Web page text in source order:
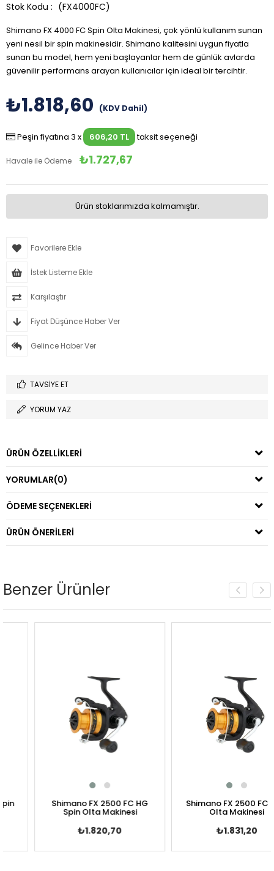
(FX4000FC)
Shimano FX 4000 FC Spin Olta Makinesi, çok yönlü kullanım sunan
yeni nesil bir spin makinesidir. Shimano kalitesini uygun fiyatla
sunan bu model, hem yeni başlayanlar hem de günlük avlarda
güvenilir performans arayan kullanıcılar için ideal bir tercihtir.
₺1.818,60 (KDV Dahil)
Peşin fiyatına 3 x 606,20 TL taksit seçeneği
Havale ile Ödeme ₺1.727,67
Ürün stoklarımızda kalmamıştır.
Favorilere Ekle
İstek Listeme Ekle
Karşılaştır
Fiyat Düşünce Haber Ver
Gelince Haber Ver
TAVSIYE ET
YORUM YAZ
ÜRÜN ÖZELLIKLERI
YORUMLAR(0)
ÖDEME SEÇENEKLERI
ÜRÜN ÖNERILERI
Benzer Ürünler
Shimano FX 2500 FC HG
Spin Olta Makinesi
₺1.820,70
Shimano FX 2500 FC Spin
Olta Makinesi
₺1.831,20